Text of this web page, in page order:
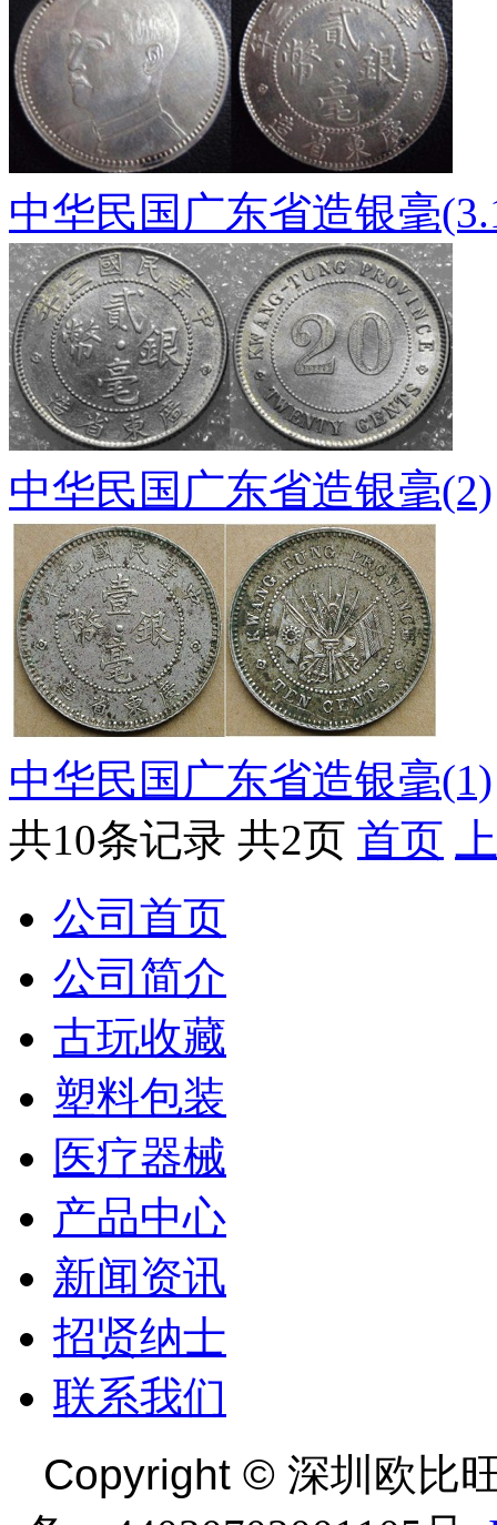
中华民国广东省造银毫
中华民国广东省造银毫(2)
中华民国广东省造银毫(1)
共10条记录 共2页 首页
公司首页
公司简介
古玩收藏
塑料包装
医疗器械
产品中心
新闻资讯
招贤纳士
联系我们
Copyright © 深圳欧比